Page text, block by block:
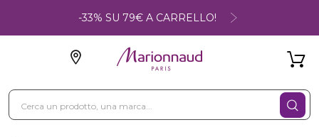
-33% SU 79€ A CARRELLO!